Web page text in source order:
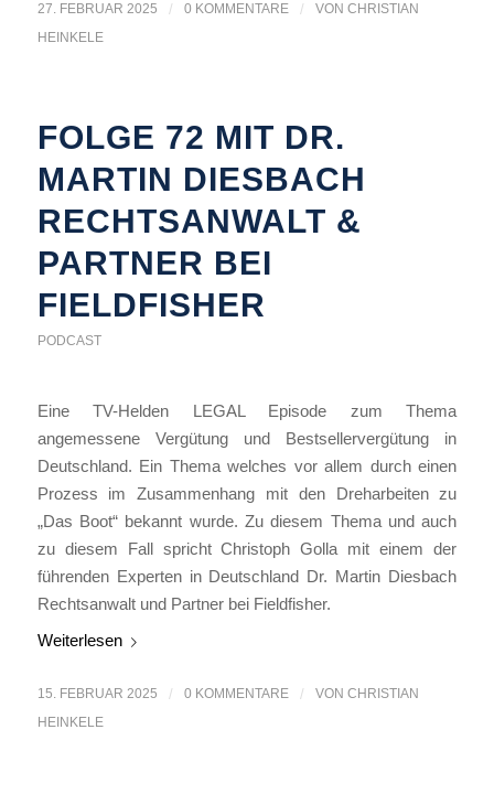
27. FEBRUAR 2025 / 0 KOMMENTARE / VON CHRISTIAN
HEINKELE
FOLGE 72 MIT DR.
MARTIN DIESBACH
RECHTSANWALT &
PARTNER BEI
FIELDFISHER
PODCAST
Eine TV-Helden LEGAL Episode zum Thema
angemessene Vergütung und Bestsellervergütung in
Deutschland. Ein Thema welches vor allem durch einen
Prozess im Zusammenhang mit den Dreharbeiten zu
„Das Boot“ bekannt wurde. Zu diesem Thema und auch
zu diesem Fall spricht Christoph Golla mit einem der
führenden Experten in Deutschland Dr. Martin Diesbach
Rechtsanwalt und Partner bei Fieldfisher.
Weiterlesen
15. FEBRUAR 2025 / 0 KOMMENTARE / VON CHRISTIAN
HEINKELE